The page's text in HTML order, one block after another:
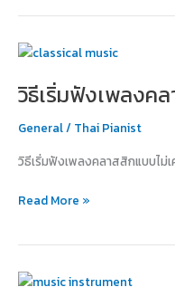
เหมาะ
เรา
วิธีเริ่มฟังเพลงค
General/ Thai Pianist
วิธีเริ่มฟังเพลงคลาสสิกแบบไม่
วิธี
ฟัง
คลาส
แบบ
เครียด
Read More »
น่า